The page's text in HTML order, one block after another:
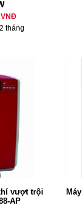
tháng
vượt trội
AP